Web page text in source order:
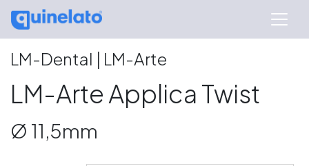
LM-Dental | LM-Arte
LM-Arte Applica Twist
Ø 11,5mm